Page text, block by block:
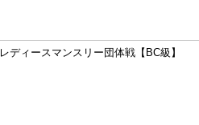
レディースマンスリー団体戦【BC級】